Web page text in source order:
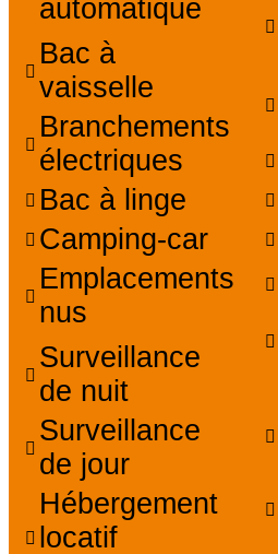
automatique
Bac à
vaisselle
Branchements
électriques
Bac à linge
Camping-car
Emplacements
nus
Surveillance
de nuit
Surveillance
de jour
Hébergement
locatif